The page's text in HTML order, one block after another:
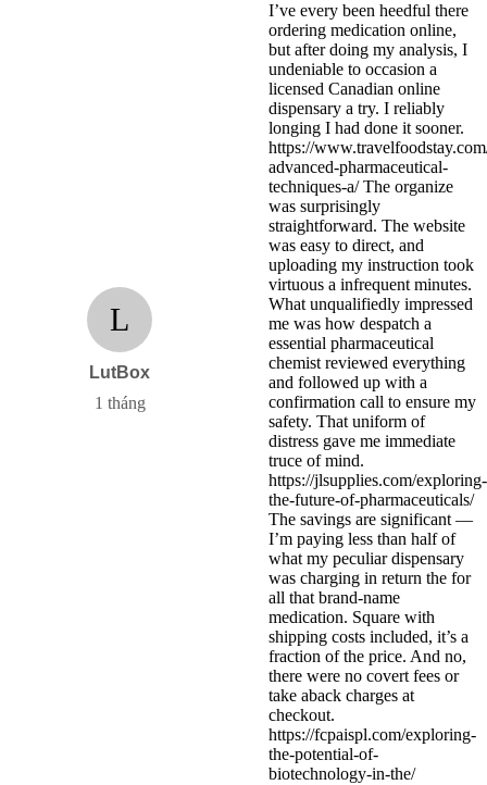
L
LutBox
1 tháng
I’ve every been heedful there
ordering medication online,
but after doing my analysis, I
undeniable to occasion a
licensed Canadian online
dispensary a try. I reliably
longing I had done it sooner.
https://
advanced-pharmaceutical-
techniques-a/ The organize
was surprisingly
straightforward. The website
was easy to direct, and
uploading my instruction took
virtuous a infrequent minutes.
What unqualifiedly impressed
me was how despatch a
essential pharmaceutical
chemist reviewed everything
and followed up with a
confirmation call to ensure my
safety. That uniform of
distress gave me immediate
truce of mind.
https://jlsupplies.com/exploring-
the-future-of-pharmaceuticals/
The savings are significant —
I’m paying less than half of
what my peculiar dispensary
was charging in return the for
all that brand-name
medication. Square with
shipping costs included, it’s a
fraction of the price. And no,
there were no covert fees or
take aback charges at
checkout.
https://fcpaispl.com/exploring-
the-potential-of-
biotechnology-in-the/